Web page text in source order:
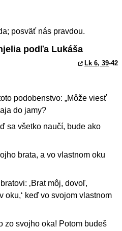
posväť nás pravdou.
podľa Lukáša
Lk 6, 39-42
podobenstvo: „Môže viesť
do jamy?
sa všetko naučí, bude ako
brata, a vo vlastnom oku
‚Brat môj, dovoľ,
oku,‘ keď vo svojom vlastnom
zo svojho oka! Potom budeš